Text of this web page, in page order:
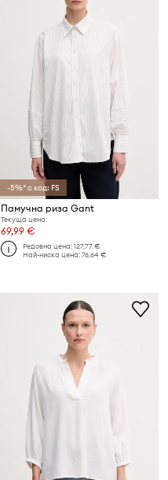
-5%* с код: FS
Памучна риза Gant
Текуща цена:
69,99 €
Редовна цена:127,77 €
Най-ниска цена:76,64 €